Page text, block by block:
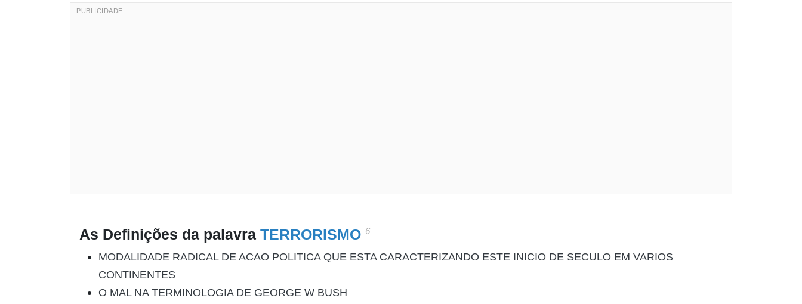
As Definições da palavra TERRORISMO 6
MODALIDADE RADICAL DE ACAO POLITICA QUE ESTA CARACTERIZANDO ESTE INICIO DE SECULO EM VARIOS
CONTINENTES
O MAL NA TERMINOLOGIA DE GEORGE W BUSH